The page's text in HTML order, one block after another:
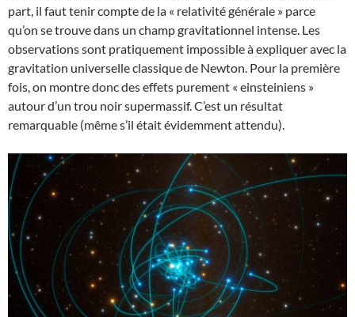
part, il faut tenir compte de la « relativité générale » parce
qu’on se trouve dans un champ gravitationnel intense. Les
observations sont pratiquement impossible à expliquer avec la
gravitation universelle classique de Newton. Pour la première
fois, on montre donc des effets purement « einsteiniens »
autour d’un trou noir supermassif. C’est un résultat
remarquable (même s’il était évidemment attendu).